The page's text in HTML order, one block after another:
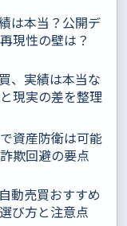
は本当？公開デ
現性の壁は？
、実績は本当な
現実の差を整理
資産防衛は可能
欺回避の要点
動売買おすすめ
び方と注意点